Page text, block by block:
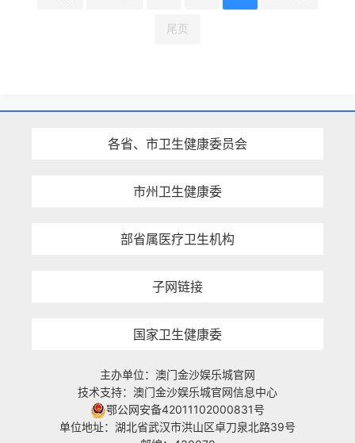
尾页
各省、市卫生健康委员会
市州卫生健康委
部省属医疗卫生机构
子网链接
国家卫生健康委
主办单位：澳门金沙娱乐城官网
技术支持：澳门金沙娱乐城官网信息中心
鄂公网安备42011102000831号
单位地址：湖北省武汉市洪山区卓刀泉北路39号